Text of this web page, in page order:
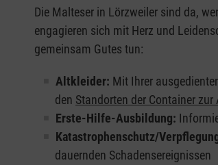
Die Malteser in Lörzweiler sind da,
engagieren sich mit Herz und
gemeinsam Gutes tun:
Altkleider: Mit Ihrer
den Standorten der Container
Erste-Hilfe-Ausbildung:
Katastrophenschutz/
dauernden Schadensereignissen